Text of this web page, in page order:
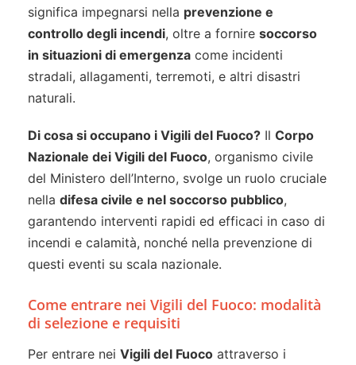
significa impegnarsi nella prevenzione e
controllo degli incendi, oltre a fornire soccorso
in situazioni di emergenza come incidenti
stradali, allagamenti, terremoti, e altri disastri
naturali.
Di cosa si occupano i Vigili del Fuoco? Il Corpo
Nazionale dei Vigili del Fuoco, organismo civile
del Ministero dell’Interno, svolge un ruolo cruciale
nella difesa civile e nel soccorso pubblico,
garantendo interventi rapidi ed efficaci in caso di
incendi e calamità, nonché nella prevenzione di
questi eventi su scala nazionale.
Come entrare nei Vigili del Fuoco: modalità
di selezione e requisiti
Per entrare nei Vigili del Fuoco attraverso i